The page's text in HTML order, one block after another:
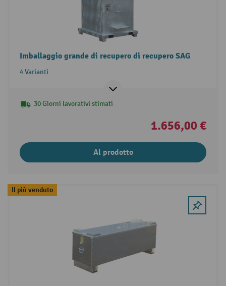
Imballaggio grande di recupero di recupero SAG
4 Varianti
30 Giorni lavorativi stimati
1.656,00 €
Al prodotto
Il più venduto